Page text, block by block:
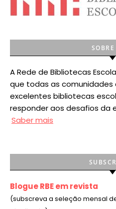
A Rede de Bibliotecas
que todas as
excelentes bibliotecas
responder aos desafios da
Saber mais
Blogue RBE em revista
(subscreva a seleção mensal